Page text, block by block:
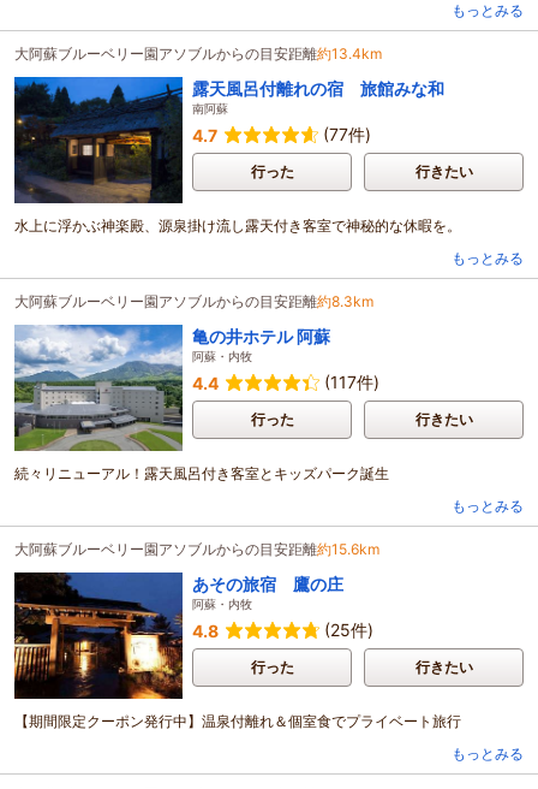
もっとみる
大阿蘇ブルーベリー園アソブルからの目安距離約13.4km
露天風呂付離れの宿 旅館みな和
南阿蘇
4.7 (77件)
行った 行きたい
水上に浮かぶ神楽殿、源泉掛け流し露天付き客室で神秘的な休暇を。
もっとみる
大阿蘇ブルーベリー園アソブルからの目安距離約8.3km
亀の井ホテル 阿蘇
阿蘇・内牧
4.4 (117件)
行った 行きたい
続々リニューアル！露天風呂付き客室とキッズパーク誕生
もっとみる
大阿蘇ブルーベリー園アソブルからの目安距離約15.6km
あその旅宿 鷹の庄
阿蘇・内牧
4.8 (25件)
行った 行きたい
【期間限定クーポン発行中】温泉付離れ＆個室食でプライベート旅行
もっとみる